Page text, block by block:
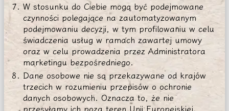
W stosunku do Ciebie mogą być podejmowane
czynności polegające na zautomatyzowanym
podejmowaniu decyzji, w tym profilowaniu w celu
świadczenia usług w ramach zawartej umowy
oraz w celu prowadzenia przez Administratora
marketingu bezpośredniego.
Dane osobowe nie są przekazywane od krajów
trzecich w rozumieniu przepisów o ochronie
danych osobowych. Oznacza to, że nie